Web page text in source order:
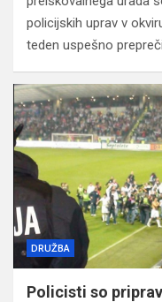
policijskih uprav v
teden uspešno
DRUŽBA
Policisti so